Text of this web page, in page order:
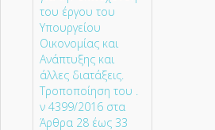
του έργου του
Υπουργείου
Οικονομίας και
Ανάπτυξης και
άλλες διατάξεις.
Τροποποίηση του .
ν 4399/2016 στα
Άρθρα 28 έως 33